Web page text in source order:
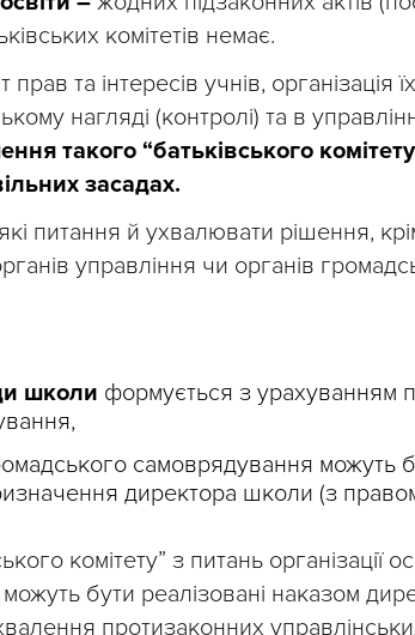
комітетів немає.
та інтересів учнів, організація
нагляді (контролі) та в
такого “батьківського
засадах.
питання й ухвалювати рішення,
управління чи органів
школи формується з урахуванням
самоврядування можуть
директора школи (з
комітету” з питань організації
можуть бути реалізовані наказом
протизаконних